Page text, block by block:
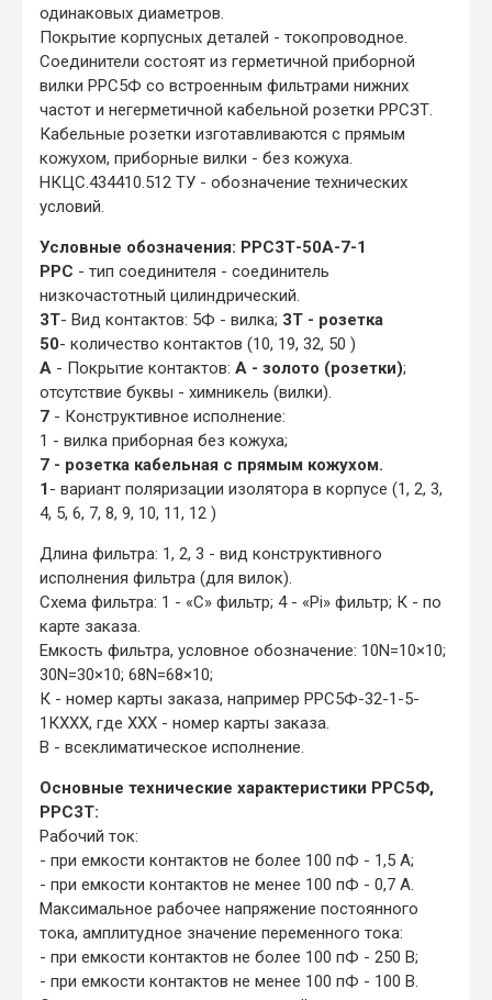
одинаковых диаметров.
Покрытие корпусных деталей - токопроводное.
Соединители состоят из герметичной приборной
вилки РРС5Ф со встроенным фильтрами нижних
частот и негерметичной кабельной розетки РРСЗТ.
Кабельные розетки изготавливаются с прямым
кожухом, приборные вилки - без кожуха.
НКЦС.434410.512 ТУ - обозначение технических
условий.
Условные обозначения: РРС3Т-50А-7-1
РРС - тип соединителя - соединитель
низкочастотный цилиндрический.
3Т- Вид контактов: 5Ф - вилка; 3Т - розетка
50- количество контактов (10, 19, 32, 50 )
А - Покрытие контактов: А - золото (розетки);
отсутствие буквы - химникель (вилки).
7 - Конструктивное исполнение:
1 - вилка приборная без кожуха;
7 - розетка кабельная с прямым кожухом.
1 - вариант поляризации изолятора в корпусе (1, 2, 3,
4, 5, 6, 7, 8, 9, 10, 11, 12 )
Длина фильтра: 1, 2, 3 - вид конструктивного
исполнения фильтра (для вилок).
Схема фильтра: 1 - «С» фильтр; 4 - «Pi» фильтр; К - по
карте заказа.
Емкость фильтра, условное обозначение: 10N=10×10;
30N=30×10; 68N=68×10;
К - номер карты заказа, например РРС5Ф-32-1-5-
1КХХХ, где ХХХ - номер карты заказа.
В - всеклиматическое исполнение.
Основные технические характеристики РРС5Ф,
РРС3Т:
Рабочий ток:
- при емкости контактов не более 100 пФ - 1,5 А;
- при емкости контактов не менее 100 пФ - 0,7 А.
Максимальное рабочее напряжение постоянного
тока, амплитудное значение переменного тока:
- при емкости контактов не более 100 пФ - 250 В;
- при емкости контактов не менее 100 пФ - 100 В.